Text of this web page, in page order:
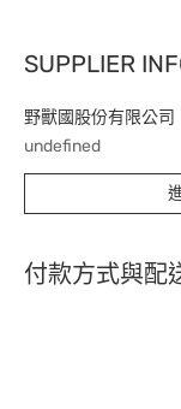
SUPPLIER
野獸國股份有限公司
undefined
付款方式與配